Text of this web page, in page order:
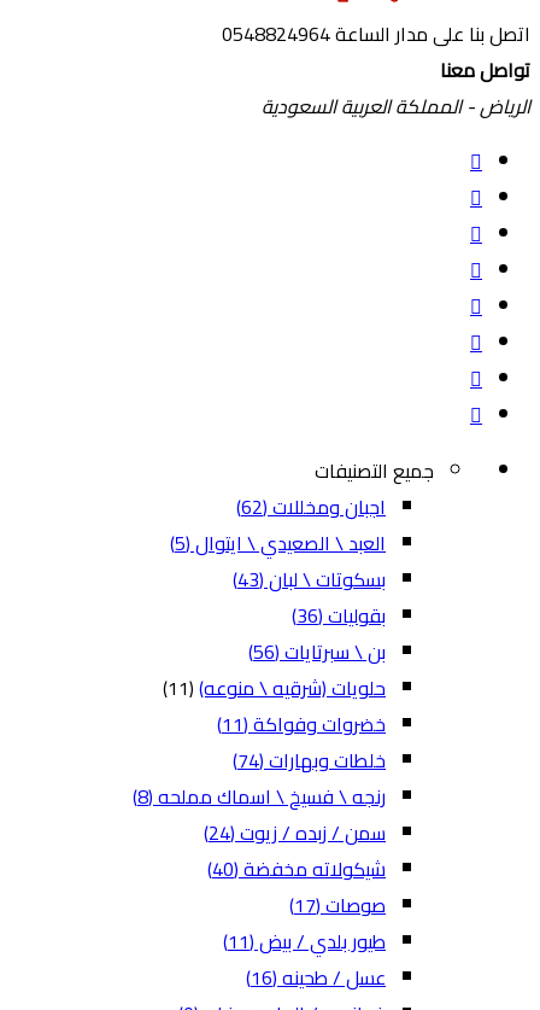
اتصل بنا على مدار الساعة0548824964
تواصل معنا
الرياض - المملكة العربية السعودية
جميع التصنيفات
اجبان ومخللات(62)
العبد \ الصعيدي \ ايتوال(5)
بسكوتات \ لبان(43)
بقوليات(36)
بن \ سبرتايات(56)
حلويات (شرقيه \ منوعه)(11)
خضروات وفواكة(11)
خلطات وبهارات(74)
رنجه \ فسيخ \ اسماك مملحه(8)
سمن / زبده / زيوت(24)
شيكولاته مخفضة(40)
صوصات(17)
طيور بلدي / بيض(11)
عسل / طحينه(16)